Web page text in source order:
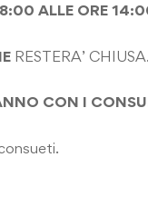
ALLE ORE
RESTERA’ CHIUSA.
CON I